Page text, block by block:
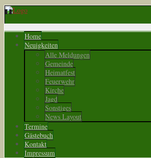
Home
Neuigkeiten
Alle Meldungen
Gemeinde
Heimatfest
Feuerwehr
Kirche
Jagd
Sonstiges
News Layout
Termine
Gästebuch
Kontakt
Impressum